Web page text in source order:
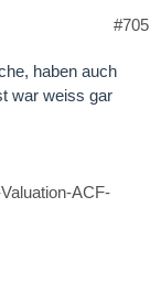
#705
haben auch
war weiss gar
ACF-